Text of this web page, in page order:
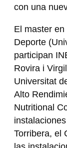
con una
El master
Deporte
participan
Rovira i
Universitat
Alto
Nutritional
Torribera, el